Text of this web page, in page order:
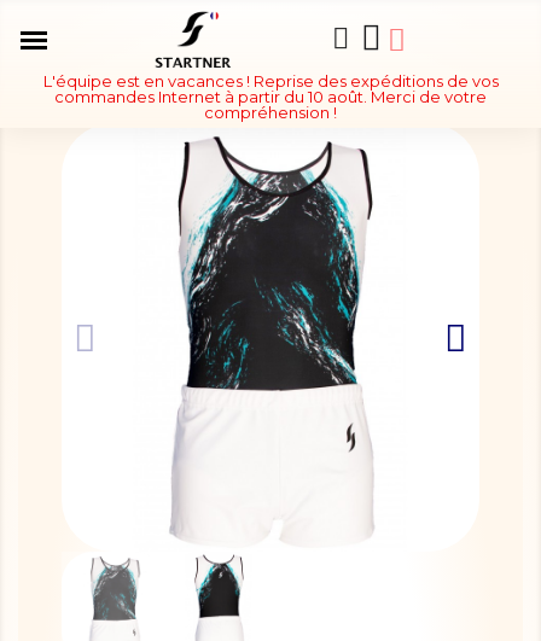
L'équipe est en vacances ! Reprise des expéditions de vos
commandes Internet à partir du 10 août. Merci de votre
compréhension !